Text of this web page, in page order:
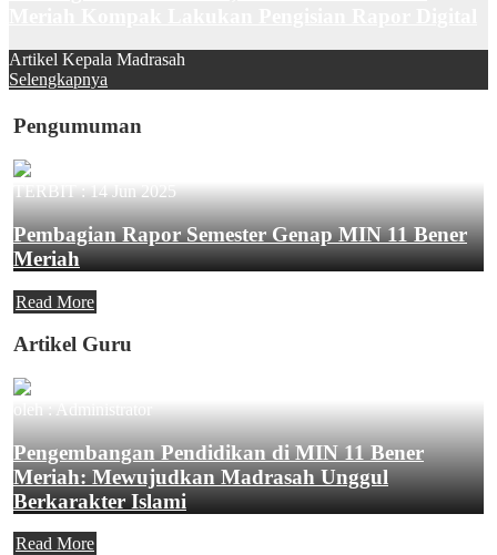
Artikel Kepala Madrasah
Selengkapnya
Pengumuman
TERBIT :14 Jun 2025
Pembagian Rapor Semester Genap MIN 11 Bener
Meriah
Read More
Artikel Guru
oleh : Administrator
Pengembangan Pendidikan di MIN 11 Bener
Meriah: Mewujudkan Madrasah Unggul
Berkarakter Islami
Read More